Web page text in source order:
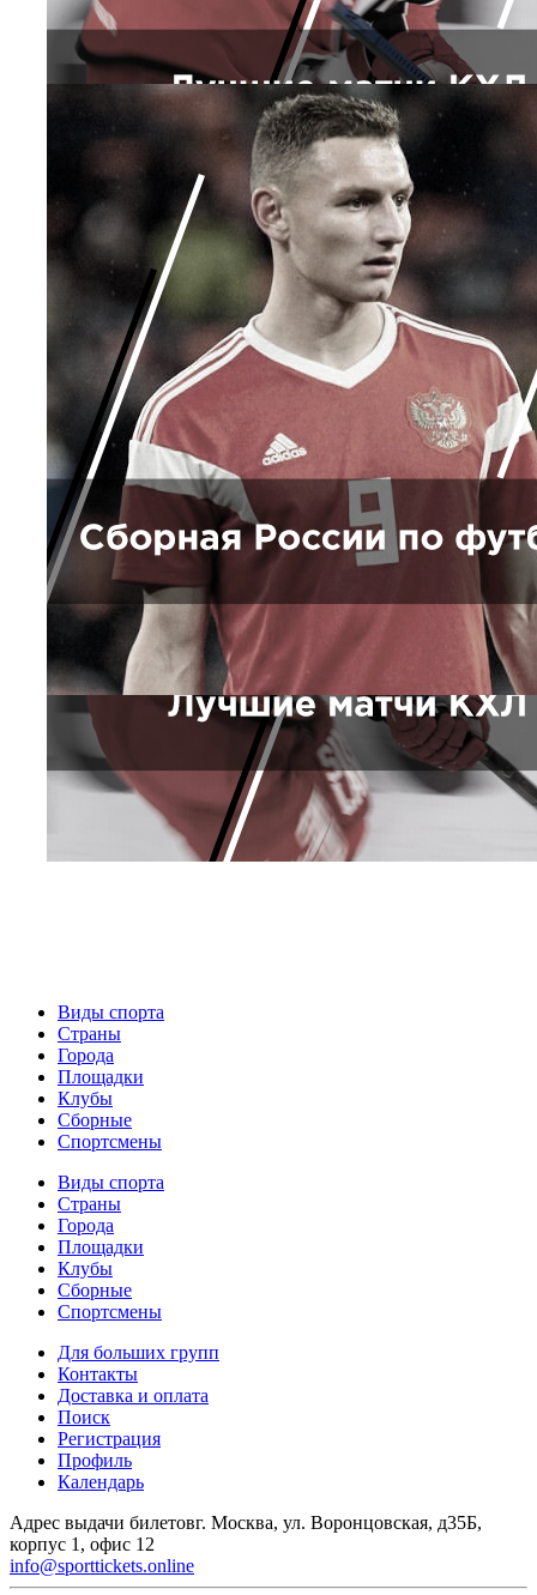
Виды спорта
Страны
Города
Площадки
Клубы
Сборные
Спортсмены
Виды спорта
Страны
Города
Площадки
Клубы
Сборные
Спортсмены
Для больших групп
Контакты
Доставка и оплата
Поиск
Регистрация
Профиль
Календарь
Адрес выдачи билетовг. Москва, ул. Воронцовская, д35Б,
корпус 1, офис 12
info@sporttickets.online